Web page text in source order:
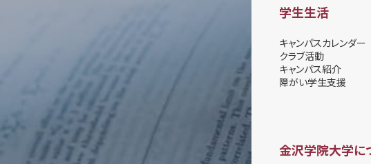
学生生活
キャンパスカレンダー
クラブ活動
キャンパス紹介
障がい学⽣⽀援
金沢学院大学に